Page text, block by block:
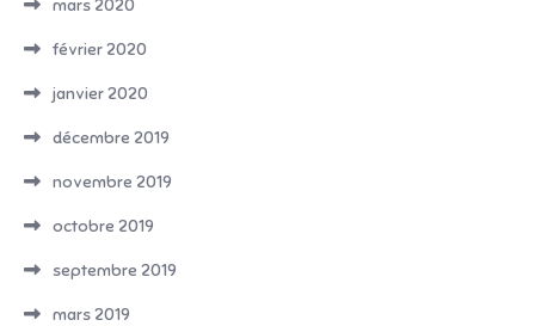
mars 2020
février 2020
janvier 2020
décembre 2019
novembre 2019
octobre 2019
septembre 2019
mars 2019